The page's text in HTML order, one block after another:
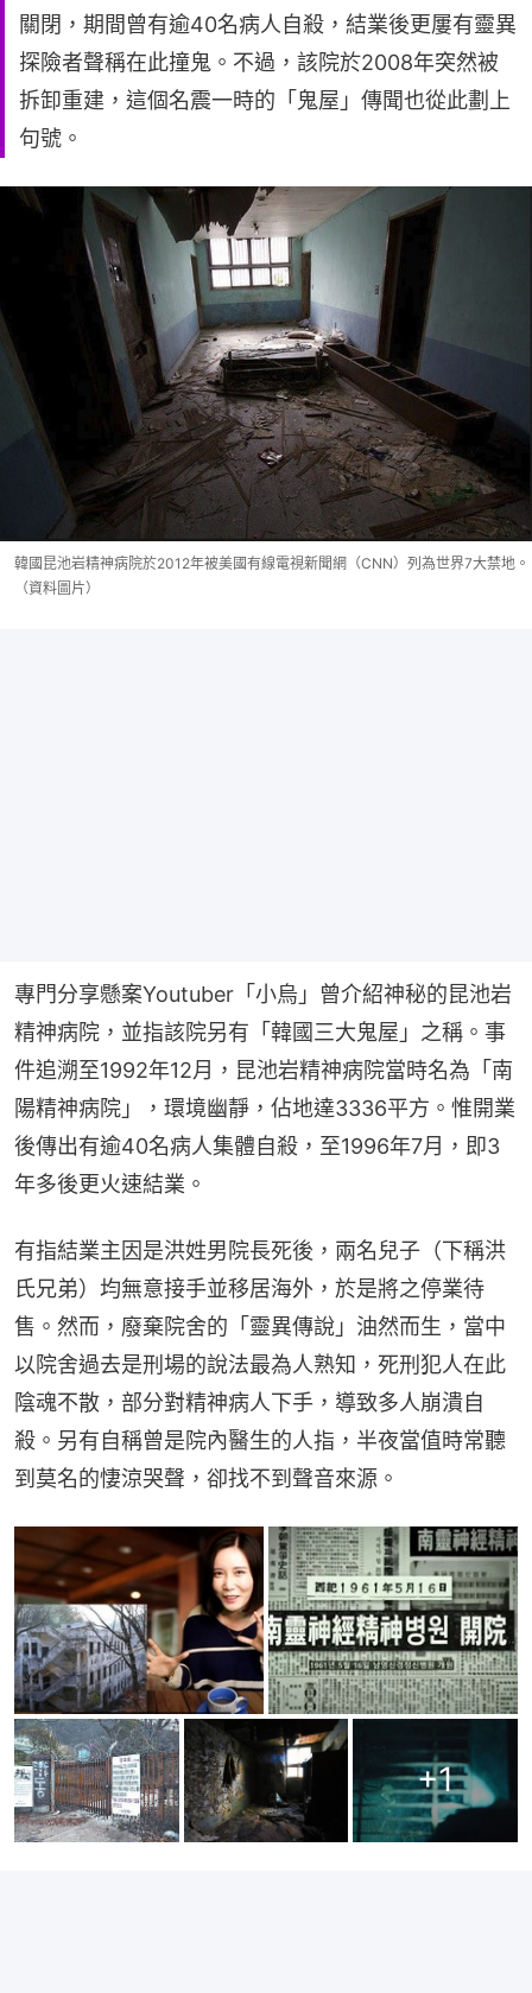
關閉，期間曾有逾40名病人自殺，結業後更屢有靈異
探險者聲稱在此撞鬼。不過，該院於2008年突然被
拆卸重建，這個名震一時的「鬼屋」傳聞也從此劃上
句號。
韓國昆池岩精神病院於2012年被美國有線電視新聞網（CNN）列為世界7大禁地。
（資料圖片）
專門分享懸案Youtuber「小烏」曾介紹神秘的昆池岩
精神病院，並指該院另有「韓國三大鬼屋」之稱。事
件追溯至1992年12月，昆池岩精神病院當時名為「南
陽精神病院」，環境幽靜，佔地達3336平方。惟開業
後傳出有逾40名病人集體自殺，至1996年7月，即3
年多後更火速結業。
有指結業主因是洪姓男院長死後，兩名兒子（下稱洪
氏兄弟）均無意接手並移居海外，於是將之停業待
售。然而，廢棄院舍的「靈異傳說」油然而生，當中
以院舍過去是刑場的說法最為人熟知，死刑犯人在此
陰魂不散，部分對精神病人下手，導致多人崩潰自
殺。另有自稱曾是院內醫生的人指，半夜當值時常聽
到莫名的悽涼哭聲，卻找不到聲音來源。
+1